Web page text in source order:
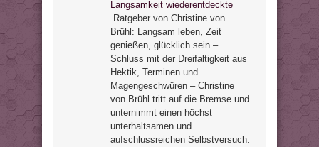
Langsamkeit wiederentdeckte
Ratgeber von Christine von
Brühl: Langsam leben, Zeit
genießen, glücklich sein –
Schluss mit der Dreifaltigkeit aus
Hektik, Terminen und
Magengeschwüren – Christine
von Brühl tritt auf die Bremse und
unternimmt einen höchst
unterhaltsamen und
aufschlussreichen Selbstversuch.